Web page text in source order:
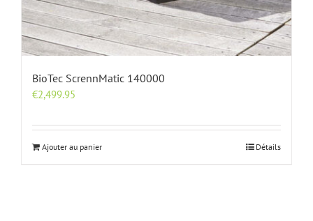
BioTec ScrennMatic 140000
€2,499.95
Ajouter au panier Détails